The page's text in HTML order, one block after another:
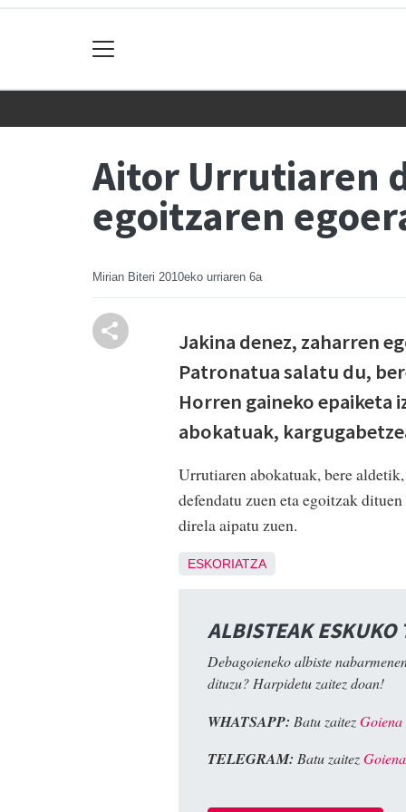
Aitor Urrutiaren
egoitzaren
Mirian Biteri 2010eko urriaren 6a
Jakina denez, zaharren
Patronatua salatu du,
Horren gaineko epaiketa
abokatuak,
Urrutiaren abokatuak, bere
defendatu zuen eta egoitzak
direla aipatu zuen.
ESKORIATZA
ALBISTEAK ESKUKO
Debagoieneko albiste
dituzu? Harpidetu zaitez doan!
WHATSAPP: Batu zaitezGoiena
TELEGRAM: Batu zaitez